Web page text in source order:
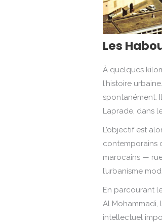
Les
À quelques
l’histoire
spontanément.
Laprade, dans
L’objectif est
contemporains
marocains —
l’urbanisme
En parcourant
Al Mohammadi,
intellectuel